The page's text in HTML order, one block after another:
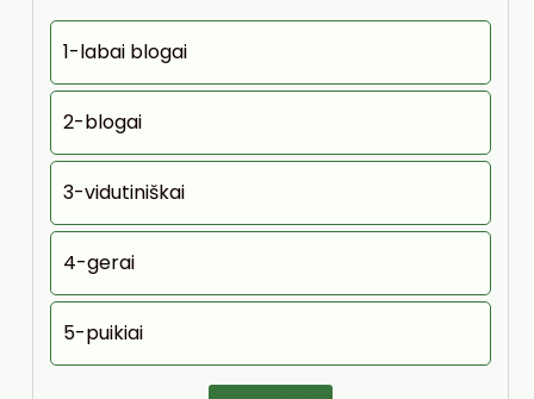
1-labai blogai
2-blogai
3-vidutiniškai
4-gerai
5-puikiai